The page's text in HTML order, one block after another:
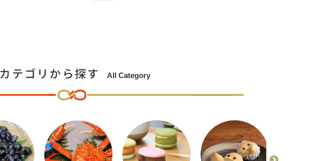
カテゴリから探す All Category